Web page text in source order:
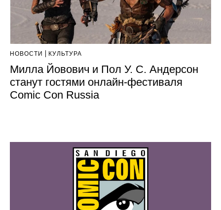
НОВОСТИ КУЛЬТУРА
Милла Йовович и Пол У. С. Андерсон
станут гостями онлайн-фестиваля
Comic Con Russia